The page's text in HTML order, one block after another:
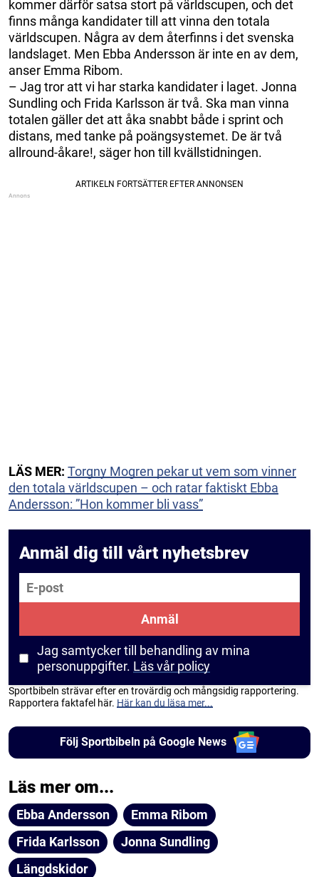
kommer därför satsa stort på världscupen, och det
finns många kandidater till att vinna den totala
världscupen. Några av dem återfinns i det svenska
landslaget. Men Ebba Andersson är inte en av dem,
anser Emma Ribom.
– Jag tror att vi har starka kandidater i laget. Jonna
Sundling och Frida Karlsson är två. Ska man vinna
totalen gäller det att åka snabbt både i sprint och
distans, med tanke på poängsystemet. De är två
allround-åkare!, säger hon till kvällstidningen.
LÄS MER: Torgny Mogren pekar ut vem som vinner
den totala världscupen – och ratar faktiskt Ebba
Andersson: ”Hon kommer bli vass”
Anmäl dig till vårt nyhetsbrev
E-post
Anmäl
Jag samtycker till behandling av mina
personuppgifter. Läs vår policy
Sportbibeln strävar efter en trovärdig och mångsidig rapportering.
Rapportera faktafel här. Här kan du läsa mer...
Följ Sportbibeln på Google News
Läs mer om...
Ebba Andersson
Emma Ribom
Frida Karlsson
Jonna Sundling
Längdskidor